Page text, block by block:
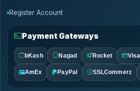
Register Account
Payment Gateways
bKash Nagad Rocket Visa
AmEx PayPal SSLCommerz